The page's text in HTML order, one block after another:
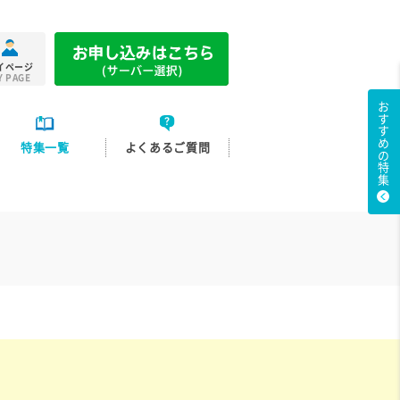
ページ
PAGE
特集一覧 よくあるご質問 おすすめの特集